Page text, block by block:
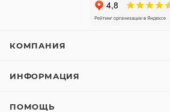
КОМПАНИЯ
ИНФОРМАЦИЯ
ПОМОЩЬ